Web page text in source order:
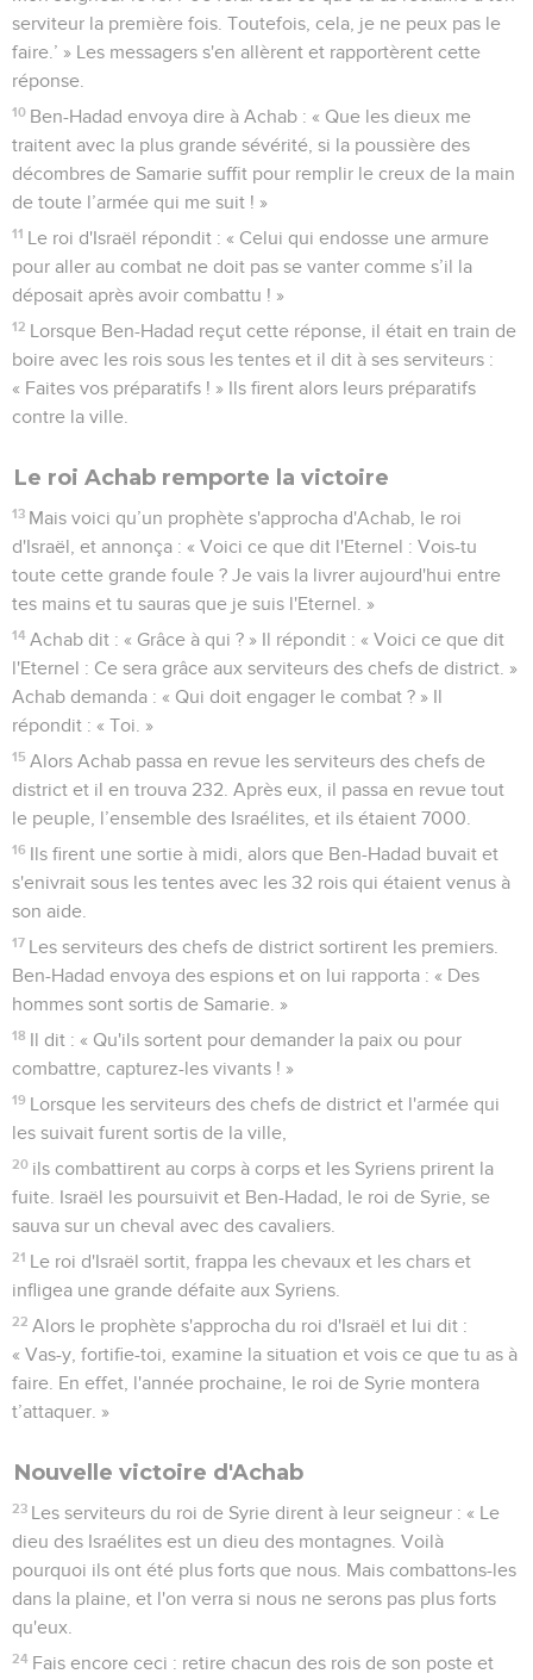
serviteur la première fois. Toutefois, cela, je ne peux pas le
faire.’ » Les messagers s'en allèrent et rapportèrent cette
réponse.
10 Ben-Hadad envoya dire à Achab : « Que les dieux me
traitent avec la plus grande sévérité, si la poussière des
décombres de Samarie suffit pour remplir le creux de la main
de toute l’armée qui me suit ! »
11 Le roi d'Israël répondit : « Celui qui endosse une armure
pour aller au combat ne doit pas se vanter comme s’il la
déposait après avoir combattu ! »
12 Lorsque Ben-Hadad reçut cette réponse, il était en train de
boire avec les rois sous les tentes et il dit à ses serviteurs :
« Faites vos préparatifs ! » Ils firent alors leurs préparatifs
contre la ville.
Le roi Achab remporte la victoire
13 Mais voici qu’un prophète s'approcha d'Achab, le roi
d'Israël, et annonça : « Voici ce que dit l'Eternel : Vois-tu
toute cette grande foule ? Je vais la livrer aujourd'hui entre
tes mains et tu sauras que je suis l'Eternel. »
14 Achab dit : « Grâce à qui ? » Il répondit : « Voici ce que dit
l'Eternel : Ce sera grâce aux serviteurs des chefs de district. »
Achab demanda : « Qui doit engager le combat ? » Il
répondit : « Toi. »
15 Alors Achab passa en revue les serviteurs des chefs de
district et il en trouva 232. Après eux, il passa en revue tout
le peuple, l’ensemble des Israélites, et ils étaient 7000.
16 Ils firent une sortie à midi, alors que Ben-Hadad buvait et
s'enivrait sous les tentes avec les 32 rois qui étaient venus à
son aide.
17 Les serviteurs des chefs de district sortirent les premiers.
Ben-Hadad envoya des espions et on lui rapporta : « Des
hommes sont sortis de Samarie. »
18 Il dit : « Qu'ils sortent pour demander la paix ou pour
combattre, capturez-les vivants ! »
19 Lorsque les serviteurs des chefs de district et l'armée qui
les suivait furent sortis de la ville,
20 ils combattirent au corps à corps et les Syriens prirent la
fuite. Israël les poursuivit et Ben-Hadad, le roi de Syrie, se
sauva sur un cheval avec des cavaliers.
21 Le roi d'Israël sortit, frappa les chevaux et les chars et
infligea une grande défaite aux Syriens.
22 Alors le prophète s'approcha du roi d'Israël et lui dit :
« Vas-y, fortifie-toi, examine la situation et vois ce que tu as à
faire. En effet, l'année prochaine, le roi de Syrie montera
t’attaquer. »
Nouvelle victoire d'Achab
23 Les serviteurs du roi de Syrie dirent à leur seigneur : « Le
dieu des Israélites est un dieu des montagnes. Voilà
pourquoi ils ont été plus forts que nous. Mais combattons-les
dans la plaine, et l'on verra si nous ne serons pas plus forts
qu'eux.
24 Fais encore ceci : retire chacun des rois de son poste et